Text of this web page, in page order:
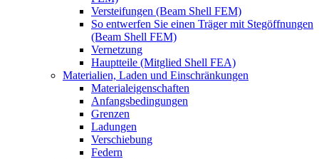
Versteifungen (Beam Shell FEM)
So entwerfen Sie einen Träger mit Stegöffnungen
(Beam Shell FEM)
Vernetzung
Hauptteile (Mitglied Shell FEA)
Materialien, Laden und Einschränkungen
Materialeigenschaften
Anfangsbedingungen
Grenzen
Ladungen
Verschiebung
Federn